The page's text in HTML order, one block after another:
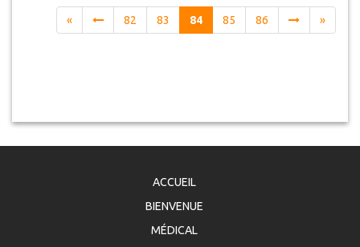
« 82 83 84 85 86 »
ACCUEIL
BIENVENUE
MÉDICAL